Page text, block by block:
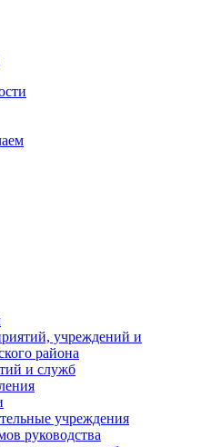
учреждений и
района
и служб
учреждения
руководства